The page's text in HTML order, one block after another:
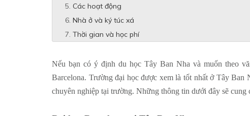
Các hoạt động
Nhà ở và ký túc xá
Thời gian và học phí
Nếu bạn có ý định du học Tây Ban Nha và muốn theo
Barcelona. Trường đại học được xem là tốt nhất ở Tây
chuyên nghiệp tại trường. Những thông tin dưới đây sẽ cung